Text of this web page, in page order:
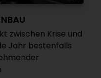
zwischen Krise und
Jahr bestenfalls